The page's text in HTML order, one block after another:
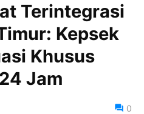
Terintegrasi
Kepsek
Khusus
Jam
0